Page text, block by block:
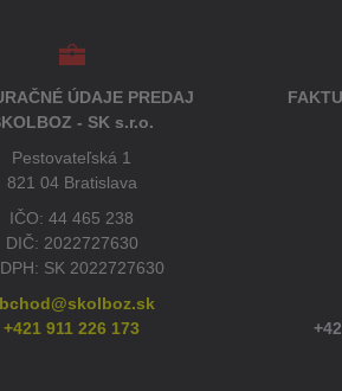
ÚDAJE PREDAJ
- SK s.r.o.
Pestovateľská 1
821 04 Bratislava
IČO: 44 465 238
DIČ: 2022727630
SK 2022727630
+421 911 226 173